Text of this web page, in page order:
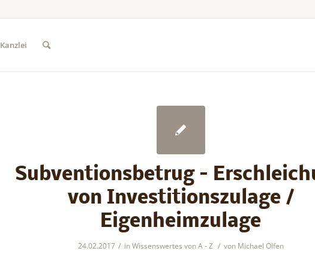
Kanzlei
Subventionsbetrug –
von Investitionszulage /
Eigenheimzulage
24.02.2017 / inWissenswertes von A - Z / von Michael Olfen